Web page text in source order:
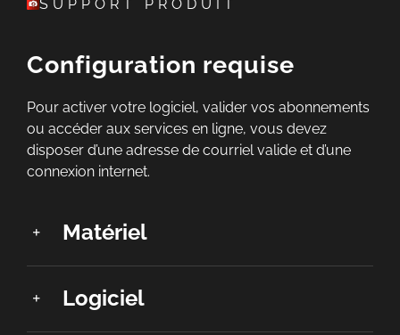
SUPPORT PRODUIT
Configuration requise
Pour activer votre logiciel, valider vos abonnements
ou accéder aux services en ligne, vous devez
disposer d’une adresse de courriel valide et d’une
connexion internet.
Matériel
Logiciel